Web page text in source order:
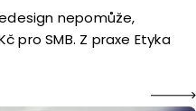
nepomůže,
pro SMB. Z praxe Etyka